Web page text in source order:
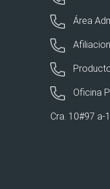
Área
Oficina
Cra. 10#97 a-